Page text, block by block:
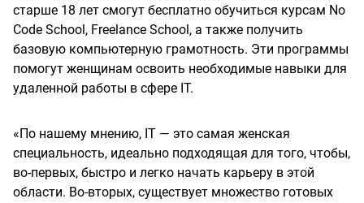
старше 18 лет смогут бесплатно обучиться курсам No
Code School, Freelance School, а также получить
базовую компьютерную грамотность. Эти программы
помогут женщинам освоить необходимые навыки для
удаленной работы в сфере IT.
«По нашему мнению, IT — это самая женская
специальность, идеально подходящая для того, чтобы,
во-первых, быстро и легко начать карьеру в этой
области. Во-вторых, существует множество готовых